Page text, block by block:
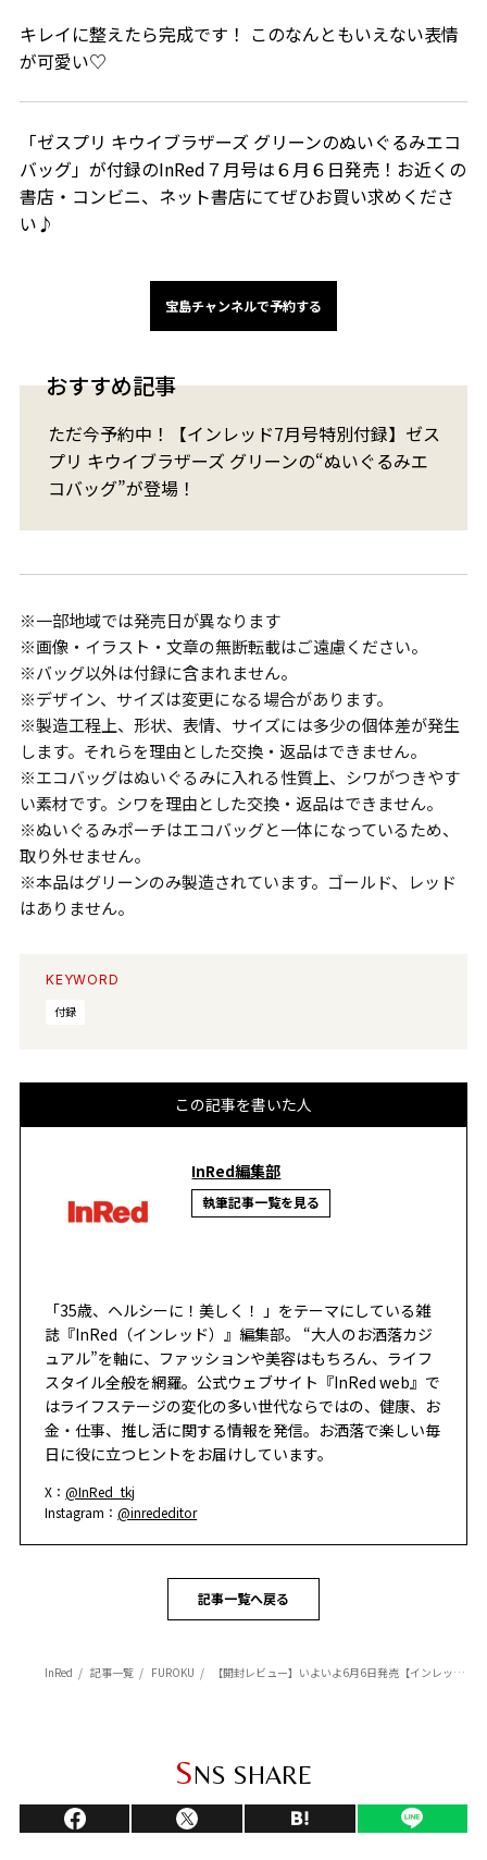
キレイに整えたら完成です！ このなんともいえない表情
が可愛い♡
「ゼスプリ キウイブラザーズ グリーンのぬいぐるみエコ
バッグ」が付録のInRed７月号は６月６日発売！お近くの
書店・コンビニ、ネット書店にてぜひお買い求めくださ
い♪
宝島チャンネルで予約する
おすすめ記事
ただ今予約中！【インレッド7月号特別付録】ゼス
プリ キウイブラザーズ グリーンの“ぬいぐるみエ
コバッグ”が登場！
※一部地域では発売日が異なります
※画像・イラスト・文章の無断転載はご遠慮ください。
※バッグ以外は付録に含まれません。
※デザイン、サイズは変更になる場合があります。
※製造工程上、形状、表情、サイズには多少の個体差が発生
します。それらを理由とした交換・返品はできません。
※エコバッグはぬいぐるみに入れる性質上、シワがつきやす
い素材です。シワを理由とした交換・返品はできません。
※ぬいぐるみポーチはエコバッグと一体になっているため、
取り外せません。
※本品はグリーンのみ製造されています。ゴールド、レッド
はありません。
KEYWORD
付録
この記事を書いた人
InRed編集部
執筆記事一覧を見る
「35歳、ヘルシーに！美しく！ 」をテーマにしている雑
誌『InRed（インレッド）』編集部。 “大人のお洒落カジ
ュアル”を軸に、ファッションや美容はもちろん、ライフ
スタイル全般を網羅。公式ウェブサイト『InRed web』で
はライフステージの変化の多い世代ならではの、健康、お
金・仕事、推し活に関する情報を発信。お洒落で楽しい毎
日に役に立つヒントをお届けしています。
X：@InRed_tkj
Instagram：@inrededitor
記事一覧へ戻る
InRed 記事一覧 FUROKU 【開封レビュー】いよいよ6月6日発売【インレッド7月号付録】【ゼスプリ キウイブラザーズのエコバッグ】をどこよりも早く開封！
SNS SHARE